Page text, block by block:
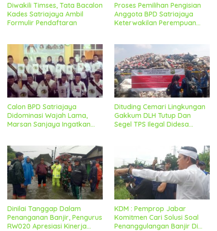
Diwakili Timses, Tata Bacalon
Kades Satriajaya Ambil
Formulir Pendaftaran
Proses Pemilihan Pengisian
Anggota BPD Satriajaya
Keterwakilan Perempuan
Calon BPD Satriajaya
Didominasi Wajah Lama,
Marsan Sanjaya Ingatkan
Dituding Cemari Lingkungan
Gakkum DLH Tutup Dan
Segel TPS Ilegal Didesa
Dinilai Tanggap Dalam
Penanganan Banjir, Pengurus
RW020 Apresiasi Kinerja
KDM : Pemprop Jabar
Komitmen Cari Solusi Soal
Penanggulangan Banjir Di